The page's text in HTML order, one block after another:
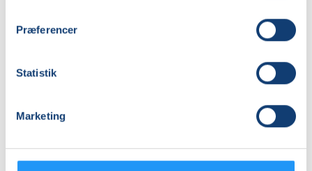
Præferencer
Statistik
Marketing
Adresse
(Træningslokale)
Praktiske oplysninger
Mødegange